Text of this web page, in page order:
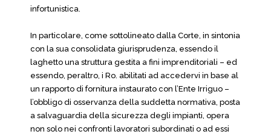
infortunistica.
In particolare, come sottolineato dalla Corte, in sintonia
con la sua consolidata giurisprudenza, essendo il
laghetto una struttura gestita a fini imprenditoriali – ed
essendo, peraltro, i Ro. abilitati ad accedervi in base al
un rapporto di fornitura instaurato con l’Ente Irriguo –
l’obbligo di osservanza della suddetta normativa, posta
a salvaguardia della sicurezza degli impianti, opera
non solo nei confronti lavoratori subordinati o ad essi